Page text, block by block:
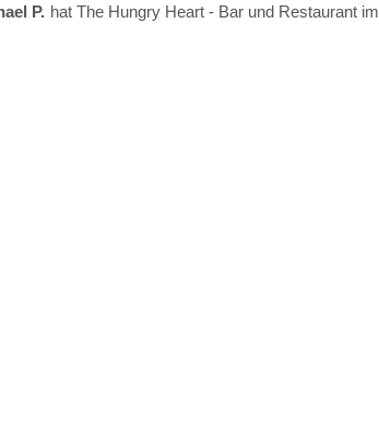
P. hat The Hungry Heart - Bar und Restaurant im